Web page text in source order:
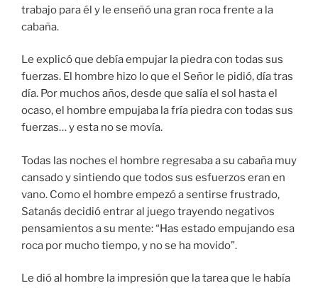
trabajo para él y le enseñó una gran roca frente a la
cabaña.
Le explicó que debía empujar la piedra con todas sus
fuerzas. El hombre hizo lo que el Señor le pidió, día tras
día. Por muchos años, desde que salía el sol hasta el
ocaso, el hombre empujaba la fría piedra con todas sus
fuerzas… y esta no se movía.
Todas las noches el hombre regresaba a su cabaña muy
cansado y sintiendo que todos sus esfuerzos eran en
vano. Como el hombre empezó a sentirse frustrado,
Satanás decidió entrar al juego trayendo negativos
pensamientos a su mente: “Has estado empujando esa
roca por mucho tiempo, y no se ha movido”.
Le dió al hombre la impresión que la tarea que le había